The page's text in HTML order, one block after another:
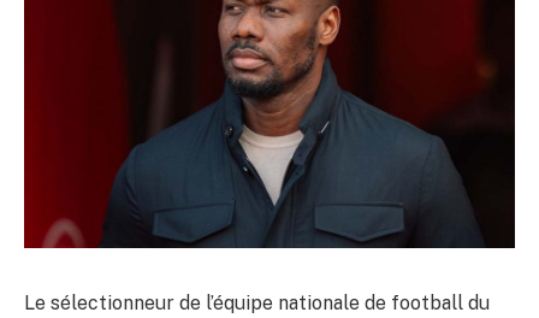
Le sélectionneur de l’équipe nationale de football du